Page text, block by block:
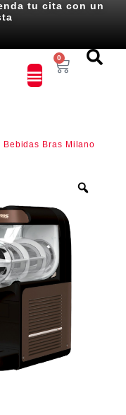
tu cita con un
0
Bras Milano